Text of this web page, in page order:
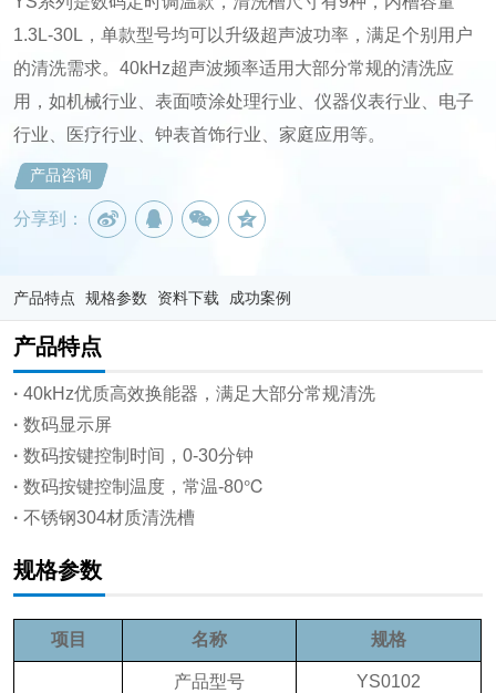
1.3L-30L，单款型号均可以升级超声波功率，满足个别用户
的清洗需求。40kHz超声波频率适用大部分常规的清洗应
用，如机械行业、表面喷涂处理行业、仪器仪表行业、电子
行业、医疗行业、钟表首饰行业、家庭应用等。
产品咨询
分享到：
产品特点 规格参数 资料下载 成功案例
产品特点
·40kHz优质高效换能器，满足大部分常规清洗
· 数码显示屏
· 数码按键控制时间，0-30分钟
· 数码按键控制温度，常温-80℃
· 不锈钢304材质清洗槽
规格参数
项目 名称 规格
产品型号 YS0102